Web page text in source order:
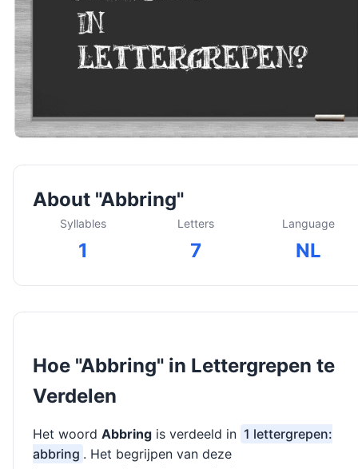
About "Abbring"
Syllables
1
Letters
7
Language
NL
Hoe "Abbring" in Lettergrepen te
Verdelen
Het woord Abbring is verdeeld in 1 lettergrepen:
abbring . Het begrijpen van deze